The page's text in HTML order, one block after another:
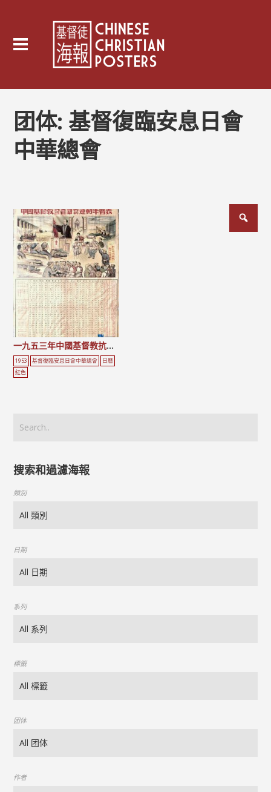
团体: 基督復臨安息日會
中華總會
一九五三年中國基督教抗美援朝三自革新運動年曆表
1953 基督復臨安息日會中華總會
日曆
紅色
搜索和過濾海報
類別
日期
系列
標籤
团体
作者